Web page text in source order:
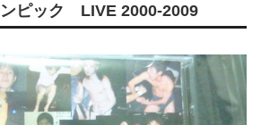
ピック LIVE 2000-2009